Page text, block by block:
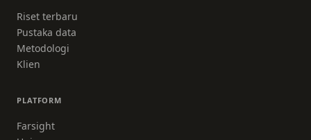
Riset terbaru
Pustaka data
Metodologi
Klien
PLATFORM
Farsight